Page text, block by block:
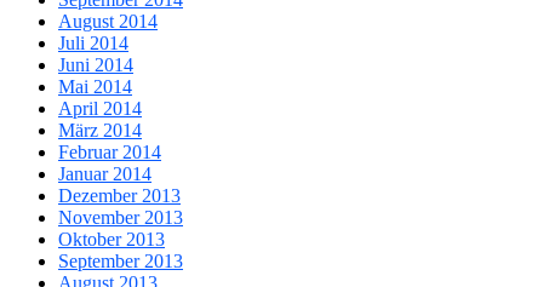
August 2014
Juli 2014
Juni 2014
Mai 2014
April 2014
März 2014
Februar 2014
Januar 2014
Dezember 2013
November 2013
Oktober 2013
September 2013
August 2013